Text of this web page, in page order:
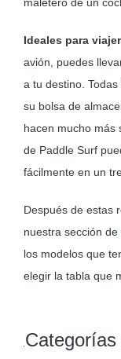
maletero de un
Ideales para
avión, puedes
a tu destino.
su bolsa de
hacen mucho más
de Paddle Surf
fácilmente en un
Después de estas
nuestra sección de
los modelos que
elegir la tabla que